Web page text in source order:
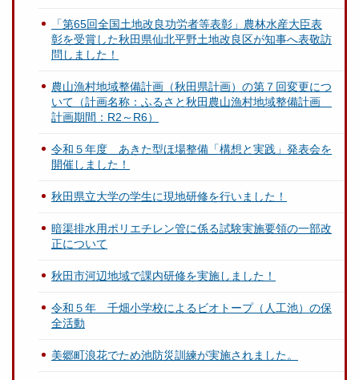
「第65回全国土地改良功労者等表彰」農林水産大臣表
彰を受賞した秋田県仙北平野土地改良区が知事へ表敬訪
問しました！
農山漁村地域整備計画（秋田県計画）の第７回変更につ
いて（計画名称：ふるさと秋田農山漁村地域整備計画
計画期間：R2～R6）
令和５年度 あきた型ほ場整備「構想と実践」発表会を
開催しました！
秋田県立大学の学生に現地研修を行いました！
暗渠排水用ポリエチレン管に係る試験実施要領の一部改
正について
秋田市河辺地域で課内研修を実施しました！
令和５年 千畑小学校によるビオトープ（人工池）の保
全活動
美郷町浪花でため池防災訓練が実施されました。